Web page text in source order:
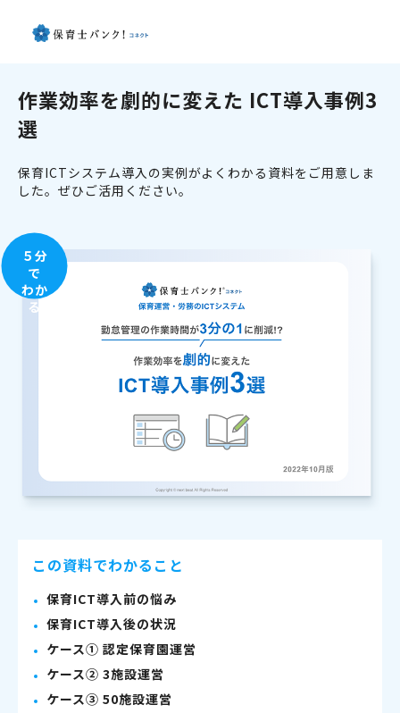
作業効率を劇的に変えた ICT導入事例3
選
保育ICTシステム導入の実例がよくわかる資料をご用意しま
した。ぜひご活用ください。
５分
で
わか
る
この資料でわかること
保育ICT導入前の悩み
保育ICT導入後の状況
ケース① 認定保育園運営
ケース② 3施設運営
ケース③ 50施設運営